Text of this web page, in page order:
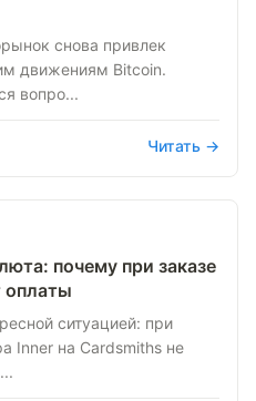
снова привлек
движениям Bitcoin.
вопро...
Читать →
почему при заказе
оплаты
ситуацией: при
Inner на Cardsmiths не